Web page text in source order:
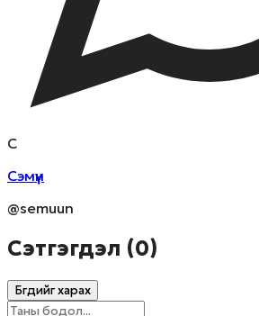
С
Сэмүүн
@semuun
Сэтгэгдэл (0)
Бүгдийг харах